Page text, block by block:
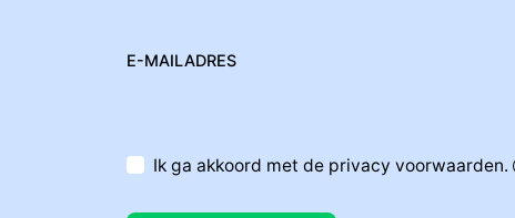
E-MAILADRES
Ik ga akkoord met de privacy voorwaarden.